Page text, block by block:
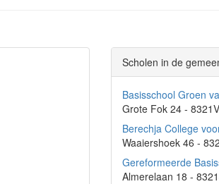
Scholen in de
Basisschool Groen
Grote Fok 24 -
Berechja College
Waaiershoek 46 -
Gereformeerde
Almerelaan 18 -